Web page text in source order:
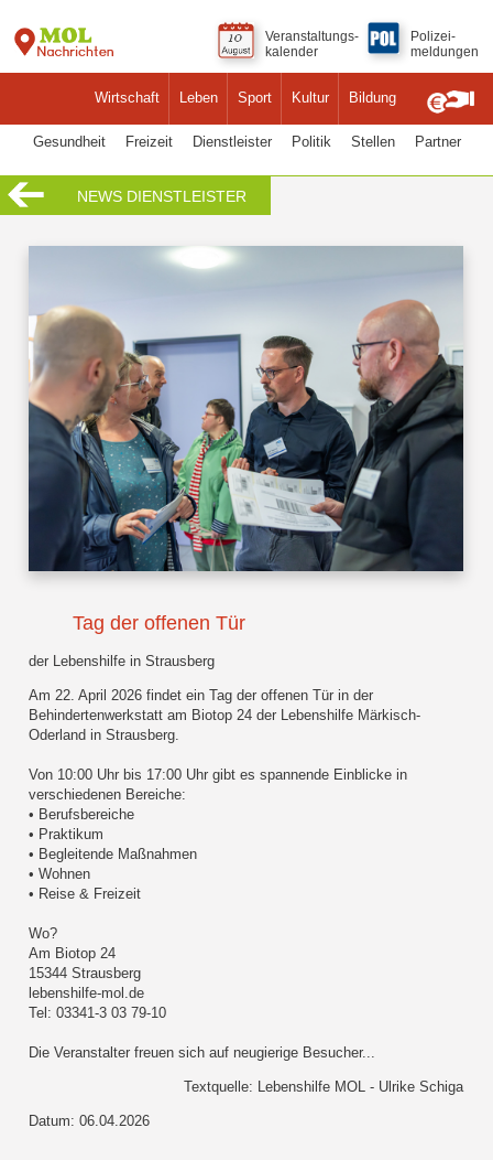
Wirtschaft Leben Sport Kultur Bildung
Veranstaltungs-
kalender
Polizei-
meldungen
Gesundheit Freizeit Dienstleister Politik Stellen Partner
NEWS DIENSTLEISTER
Tag der offenen Tür
der Lebenshilfe in Strausberg
Am 22. April 2026 findet ein Tag der offenen Tür in der
Behindertenwerkstatt am Biotop 24 der Lebenshilfe Märkisch-
Oderland in Strausberg.
Von 10:00 Uhr bis 17:00 Uhr gibt es spannende Einblicke in
verschiedenen Bereiche:
• Berufsbereiche
• Praktikum
• Begleitende Maßnahmen
• Wohnen
• Reise & Freizeit
Wo?
Am Biotop 24
15344 Strausberg
lebenshilfe-mol.de
Tel: 03341-3 03 79-10
Die Veranstalter freuen sich auf neugierige Besucher...
Textquelle: Lebenshilfe MOL - Ulrike Schiga
Datum: 06.04.2026